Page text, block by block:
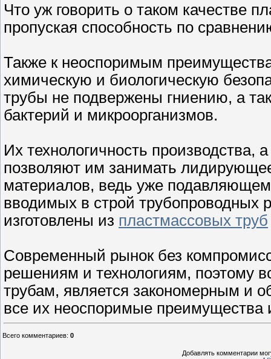
Что уж говорить о таком качестве
пропуская способность по
Также к неоспоримым
химическую и биологическую
трубы не подвержены гниению, а
бактерий и микроорганизмов.
Их технологичность производства,
позволяют им занимать
материалов, ведь уже
вводимых в строй трубопроводных
изготовлены из пластмассовых труб
Современный рынок без
решениям и технологиям, поэтому
трубам, является закономерным и
все их неоспоримые
Всего комментариев: 0
Добавлять комментарии